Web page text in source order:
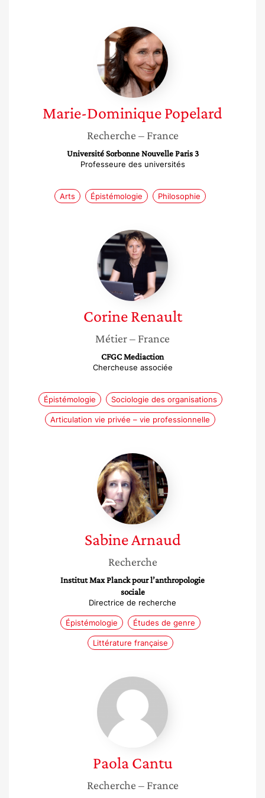
Marie-
Dominique
Popelard
Marie-DominiquePopelard
Recherche – France
Université Sorbonne Nouvelle Paris 3
Professeure des universités
Arts Épistémologie Philosophie
Corine
Renault
Corine Renault
Métier– France
CFGC Mediaction
Chercheuse associée
Épistémologie Sociologie des organisations
Articulation vie privée – vie professionnelle
Sabine
Arnaud
SabineArnaud
Recherche
Institut Max Planck pour l’anthropologie
sociale
Directrice de recherche
Épistémologie Études de genre
Littérature française
Paola
Cantu
Paola Cantu
Recherche – France